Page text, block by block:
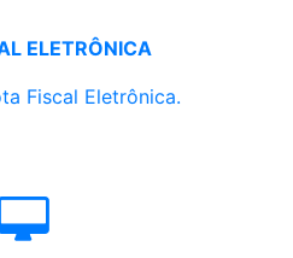
ELETRÔNICA
Fiscal Eletrônica.